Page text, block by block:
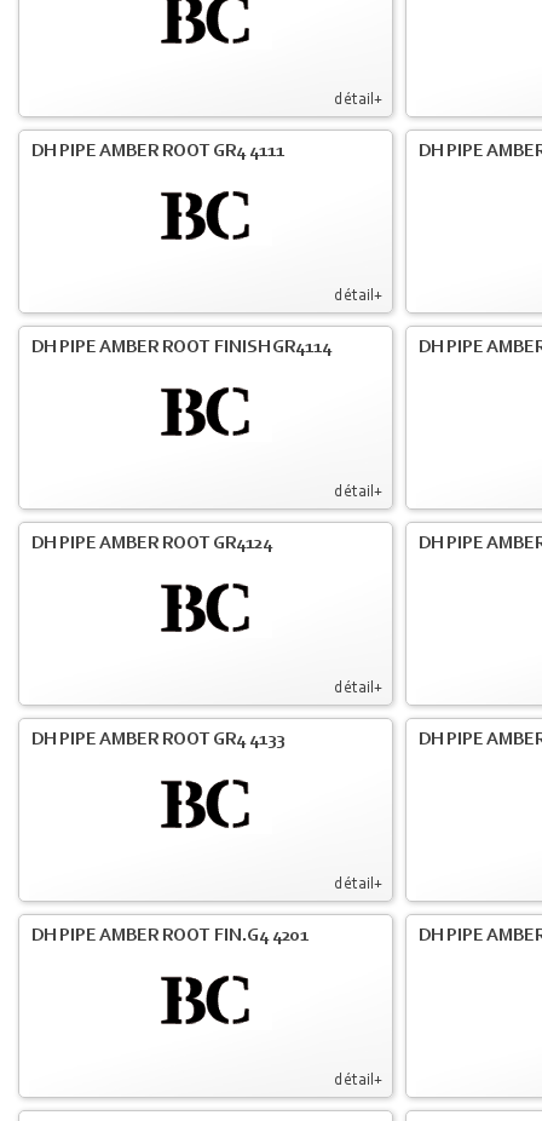
détail+
détail+
DH PIPE AMBER ROOT GR4 4111 DH PIPE
détail+
DH PIPE AMBER ROOT FINISH GR4114 DH PIPE
détail+
DH PIPE AMBER ROOT GR4124 DH PIPE
détail+
DH PIPE AMBER ROOT GR4 4133 DH PIPE
détail+
DH PIPE AMBER ROOT FIN.G4 4201 DH PIPE